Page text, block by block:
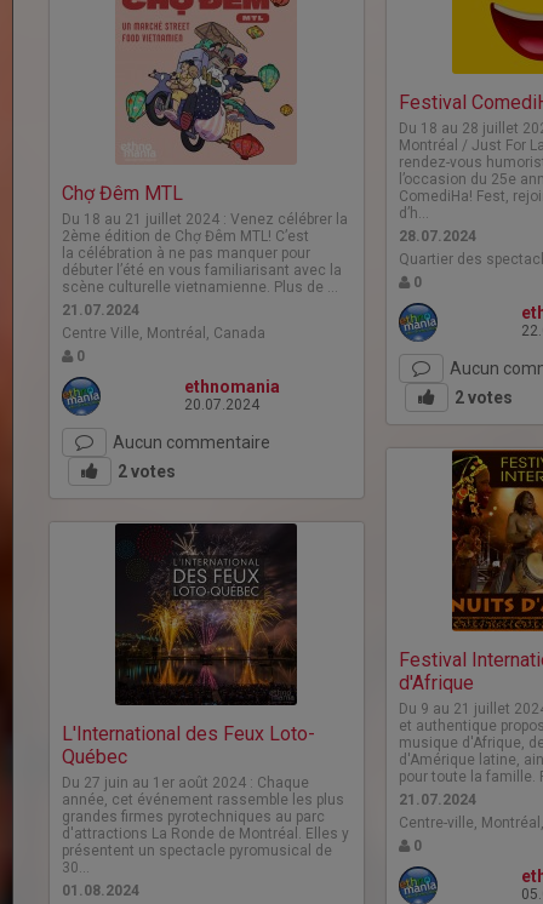
Festival
Du 18 au 28 juillet
Montréal / Just For
rendez-vous
l’occasion du 25e
ComediHa! Fest,
d’h…
28.07.2024
Quartier des
0
Aucun
2votes
Chợ Đêm MTL
Du 18 au 21 juillet 2024 : Venez célébrer la
2ème édition de Chợ Đêm MTL! C’est
la célébration à ne pas manquer pour
débuter l’été en vous familiarisant avec la
scène culturelle vietnamienne. Plus de …
21.07.2024
Centre Ville, Montréal, Canada
0
ethnomania
20.07.2024
Aucun commentaire
2votes
Festival
d'Afrique
Du 9 au 21 juillet
et authentique
musique d'Afrique,
d'Amérique latine,
pour toute la famille.
21.07.2024
Centre-ville,
0
L'International des Feux Loto-
Québec
Du 27 juin au 1er août 2024 : Chaque
année, cet événement rassemble les plus
grandes firmes pyrotechniques au parc
d'attractions La Ronde de Montréal. Elles y
présentent un spectacle pyromusical de
30…
01.08.2024